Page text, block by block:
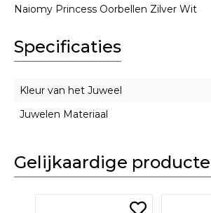
Naiomy Princess Oorbellen Zilver Wit
Specificaties
Kleur van het Juweel
Juwelen Materiaal
Gelijkaardige